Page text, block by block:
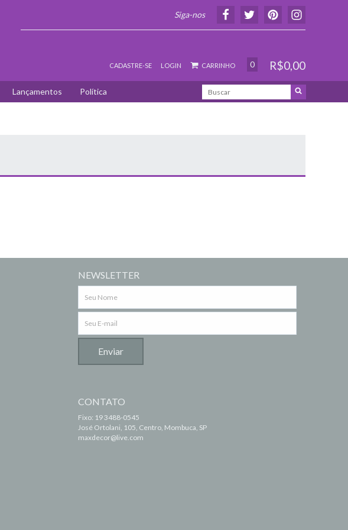
Siga-nos
CADASTRE-SE LOGIN CARRINHO 0 R$0,00
Lançamentos Política
NEWSLETTER
CONTATO
Fixo: 19 3488-0545
José Ortolani, 105, Centro, Mombuca, SP
maxdecor@live.com